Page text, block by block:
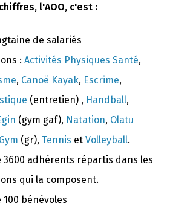
l'AOO, c'est :
de salariés
: Activités Physiques Santé,
, Canoë Kayak, Escrime,
(entretien) , Handball,
(gym gaf), Natation, Olatu
(gr), Tennis et Volleyball.
3600 adhérents répartis dans les
qui la composent.
100 bénévoles